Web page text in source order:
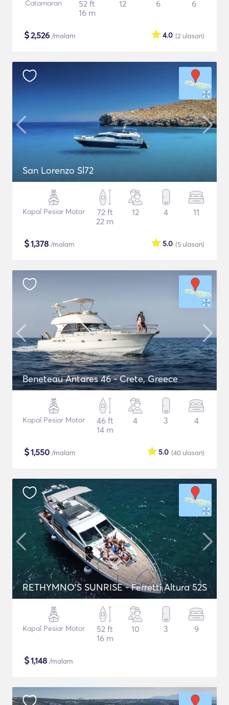
Catamaran
52 ft
16 m
12 6 6
$2,526 /malam (2 ulasan)
4.0
San Lorenzo Sl72
Kapal Pesiar Motor
72 ft
22 m
12 4 11
$1,378 /malam (5 ulasan)
5.0
Beneteau Antares 46 - Crete, Greece
Kapal Pesiar Motor
46 ft
14 m
4 3 4
$1,550 /malam (40 ulasan)
5.0
RETHYMNO'S SUNRISE - Ferretti Altura 52S
Kapal Pesiar Motor
52 ft
16 m
10 3 9
$1,148 /malam